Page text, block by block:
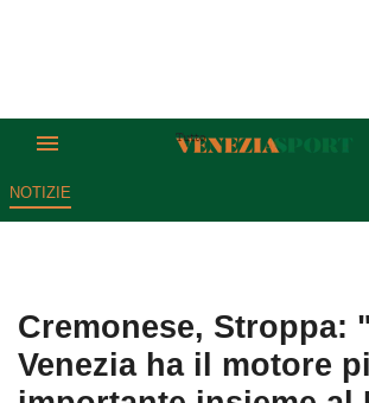
NOTIZIE
Cremonese, Stroppa:
Venezia ha il motore